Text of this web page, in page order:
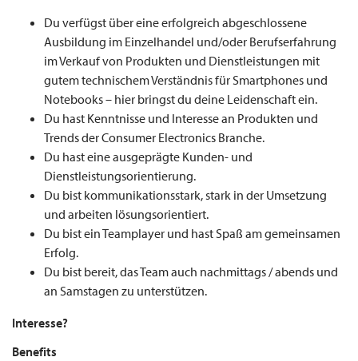
Du verfügst über eine erfolgreich abgeschlossene
Ausbildung im Einzelhandel und/oder Berufserfahrung
im Verkauf von Produkten und Dienstleistungen mit
gutem technischem Verständnis für Smartphones und
Notebooks – hier bringst du deine Leidenschaft ein.
Du hast Kenntnisse und Interesse an Produkten und
Trends der Consumer Electronics Branche.
Du hast eine ausgeprägte Kunden- und
Dienstleistungsorientierung.
Du bist kommunikationsstark, stark in der Umsetzung
und arbeiten lösungsorientiert.
Du bist ein Teamplayer und hast Spaß am gemeinsamen
Erfolg.
Du bist bereit, das Team auch nachmittags / abends und
an Samstagen zu unterstützen.
Interesse?
Benefits